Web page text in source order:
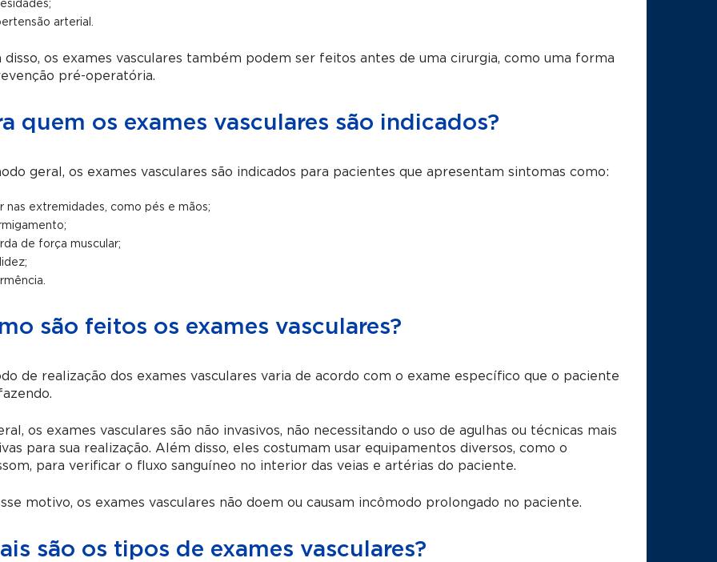
arterial.
disso, os exames vasculares também podem ser feitos antes de uma cirurgia, como uma forma
pré-operatória.
quem os exames vasculares são indicados?
geral, os exames vasculares são indicados para pacientes que apresentam sintomas como:
nas extremidades, como pés e mãos;
de força muscular;
são feitos os exames vasculares?
de realização dos exames vasculares varia de acordo com o exame específico que o paciente
os exames vasculares são não invasivos, não necessitando o uso de agulhas ou técnicas mais
para sua realização. Além disso, eles costumam usar equipamentos diversos, como o
para verificar o fluxo sanguíneo no interior das veias e artérias do paciente.
motivo, os exames vasculares não doem ou causam incômodo prolongado no paciente.
são os tipos de exames vasculares?